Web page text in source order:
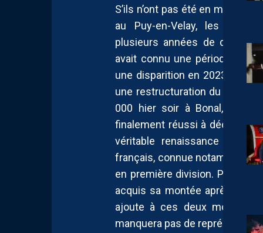
S’ils n’ont pas été en mesure
au Puy-en-Velay, les
plusieurs années de disette.
avait connu une période
une disparition en 2023 à
une restructuration du club,
000 hier soir à Bonal, et à
finalement réussi à décrocher
véritable renaissance pour,
français, connue notamment
en première division. Pour
acquis sa montée après avoir
ajoute à ces deux morceaux
manquera pas de représentants